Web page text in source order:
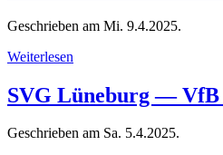
Geschrieben am Mi. 9.4.2025.
Weiterlesen
SVG Lüneburg — VfB
Geschrieben am Sa. 5.4.2025.